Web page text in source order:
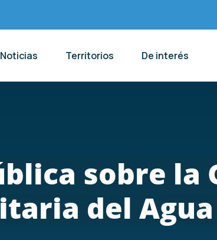
Noticias Territorios De interés
sobre la
del Agua